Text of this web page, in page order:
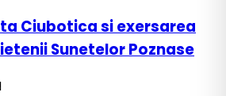
Ciubotica si exersarea
Sunetelor Poznase